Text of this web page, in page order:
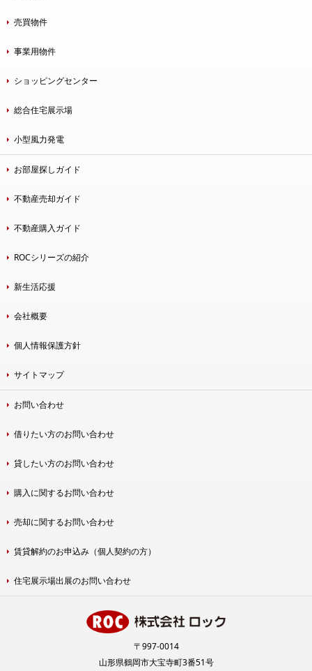
売買物件
事業用物件
ショッピングセンター
総合住宅展示場
小型風力発電
お部屋探しガイド
不動産売却ガイド
不動産購入ガイド
ROCシリーズの紹介
新生活応援
会社概要
個人情報保護方針
サイトマップ
お問い合わせ
借りたい方のお問い合わせ
貸したい方のお問い合わせ
購入に関するお問い合わせ
売却に関するお問い合わせ
賃貸解約のお申込み（個人契約の方）
住宅展示場出展のお問い合わせ
〒997-0014
山形県鶴岡市大宝寺町3番51号